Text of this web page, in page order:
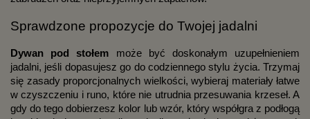
Sprawdzone propozycje do Twojej jadalni
Dywan pod stołem może być doskonałym uzupełnieniem
jadalni, jeśli dopasujesz go do codziennego stylu życia. Trzymaj
się zasady proporcjonalnych wielkości, wybieraj materiały łatwe
w czyszczeniu i runo, które nie utrudnia przesuwania krzeseł. A
gdy do tego dobierzesz kolor lub wzór, który współgra z podłogą